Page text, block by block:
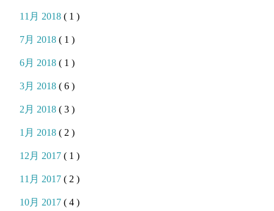
11月 2018( 1 )
7月 2018( 1 )
6月 2018( 1 )
3月 2018( 6 )
2月 2018( 3 )
1月 2018( 2 )
12月 2017( 1 )
11月 2017( 2 )
10月 2017( 4 )